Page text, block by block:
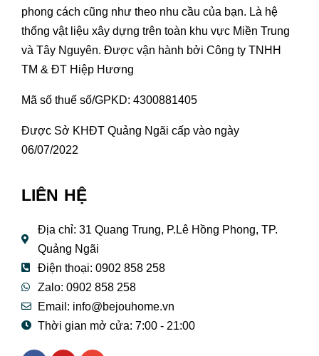
phong cách cũng như theo nhu cầu của bạn. Là hệ
thống vật liệu xây dựng trên toàn khu vực Miền Trung
và Tây Nguyên. Được vận hành bởi Công ty TNHH
TM & ĐT Hiệp Hương
Mã số thuế số/GPKD: 4300881405
Được Sở KHĐT Quảng Ngãi cấp vào ngày
06/07/2022
LIÊN HỆ
Địa chỉ: 31 Quang Trung, P.Lê Hồng Phong, TP.
Quảng Ngãi
Điện thoại: 0902 858 258
Zalo: 0902 858 258
Email: info@bejouhome.vn
Thời gian mở cửa: 7:00 - 21:00